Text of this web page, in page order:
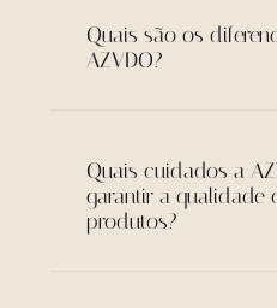
Quais são os
AZVDO?
Quais cuidados a
garantir a qualidade
produtos?